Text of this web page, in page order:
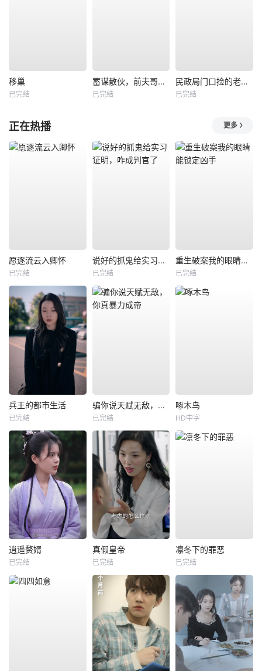
移巢
已完结
蓄谋散伙，前夫哥对我怦然心动
已完结
民政局门口捡的老公身份藏不住了
已完结
正在热播 更多
愿逐流云入卿怀
已完结
说好的抓鬼给实习证明，咋成判官了
已完结
重生破案我的眼睛能锁定凶手
已完结
兵王的都市生活
已完结
骗你说天赋无敌，你真暴力成帝
已完结
啄木鸟
HD中字
逍遥赘婿
已完结
真假皇帝
已完结
凛冬下的罪恶
已完结